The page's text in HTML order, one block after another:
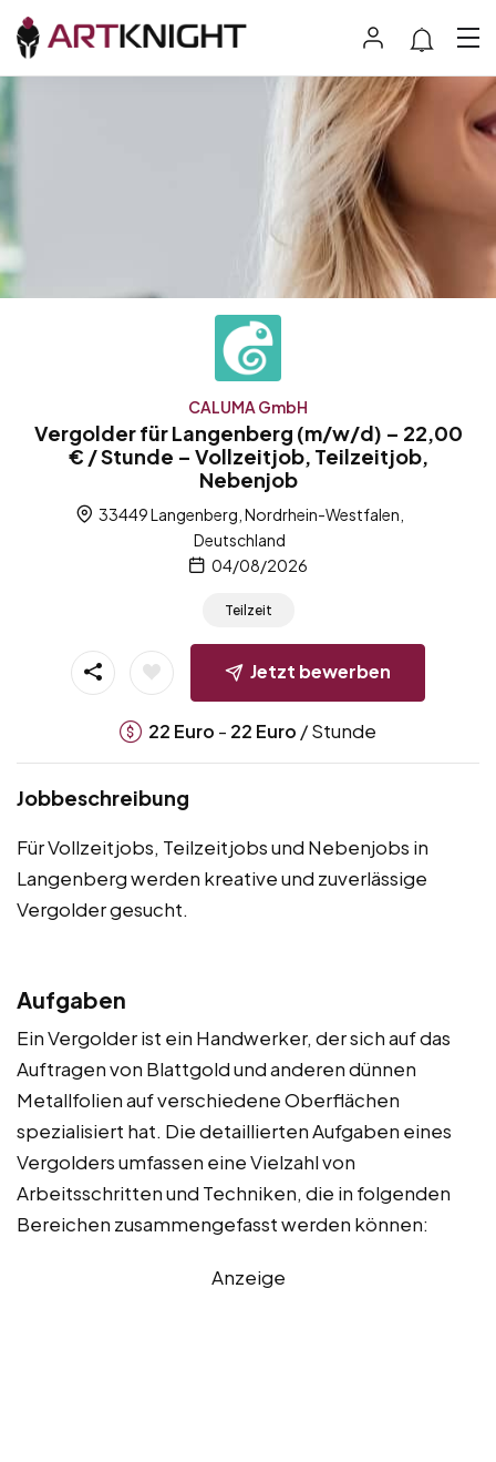
CALUMA GmbH
Vergolder für Langenberg (m/w/d) – 22,00
€ / Stunde – Vollzeitjob, Teilzeitjob,
Nebenjob
33449 Langenberg, Nordrhein-Westfalen,
Deutschland
04/08/2026
Teilzeit
Jetzt bewerben
22 Euro - 22 Euro / Stunde
Jobbeschreibung
Für Vollzeitjobs, Teilzeitjobs und Nebenjobs in
Langenberg werden kreative und zuverlässige
Vergolder gesucht.
Aufgaben
Ein Vergolder ist ein Handwerker, der sich auf das
Auftragen von Blattgold und anderen dünnen
Metallfolien auf verschiedene Oberflächen
spezialisiert hat. Die detaillierten Aufgaben eines
Vergolders umfassen eine Vielzahl von
Arbeitsschritten und Techniken, die in folgenden
Bereichen zusammengefasst werden können:
Anzeige